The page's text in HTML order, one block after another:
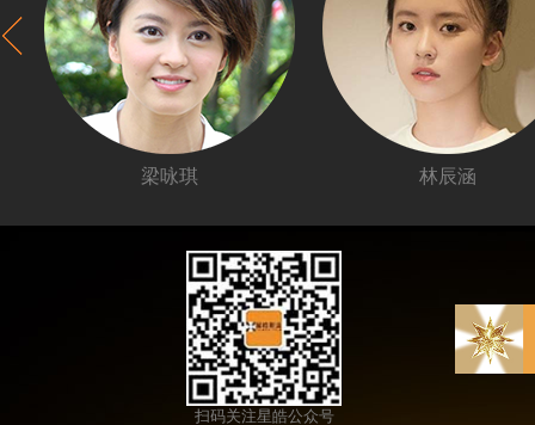
扫码关注星皓公众号